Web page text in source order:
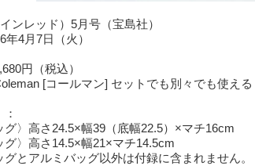
ンレッド）5月号（宝島社）
4月7日（火）
円（税込）
[コールマン] セットでも別々でも使え
グ〉高さ24.5×幅39（底幅22.5）×マチ16cm
グ〉高さ14.5×幅21×マチ14.5cm
とアルミバッグ以外は付録に含まれません。